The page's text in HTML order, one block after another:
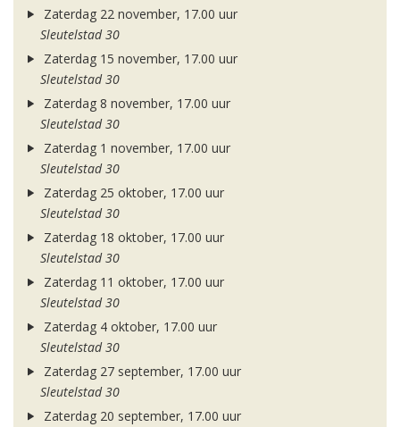
Zaterdag 22 november, 17.00 uur
Sleutelstad 30
Zaterdag 15 november, 17.00 uur
Sleutelstad 30
Zaterdag 8 november, 17.00 uur
Sleutelstad 30
Zaterdag 1 november, 17.00 uur
Sleutelstad 30
Zaterdag 25 oktober, 17.00 uur
Sleutelstad 30
Zaterdag 18 oktober, 17.00 uur
Sleutelstad 30
Zaterdag 11 oktober, 17.00 uur
Sleutelstad 30
Zaterdag 4 oktober, 17.00 uur
Sleutelstad 30
Zaterdag 27 september, 17.00 uur
Sleutelstad 30
Zaterdag 20 september, 17.00 uur